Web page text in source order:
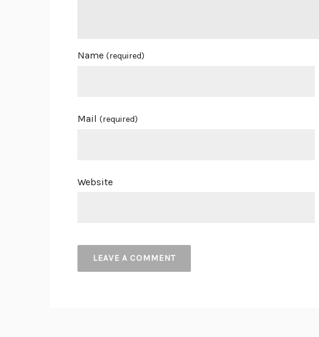
Name (required)
Mail (required)
Website